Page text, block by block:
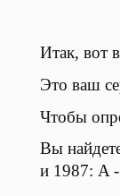
Итак, вот
Это ваш
Чтобы
Вы
и 1987: A